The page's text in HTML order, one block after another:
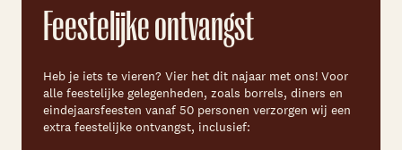
Feestelijke ontvangst
Heb je iets te vieren? Vier het dit najaar met ons! Voor
alle feestelijke gelegenheden, zoals borrels, diners en
eindejaarsfeesten vanaf 50 personen verzorgen wij een
extra feestelijke ontvangst, inclusief: